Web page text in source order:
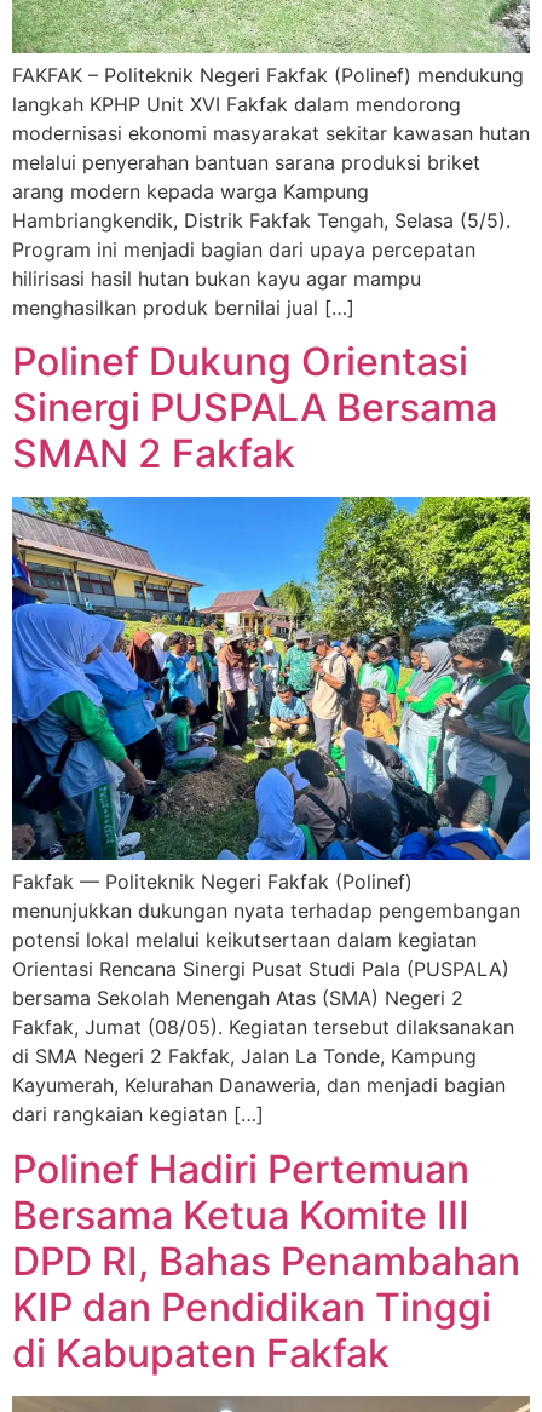
FAKFAK – Politeknik Negeri Fakfak (Polinef) mendukung
langkah KPHP Unit XVI Fakfak dalam mendorong
modernisasi ekonomi masyarakat sekitar kawasan hutan
melalui penyerahan bantuan sarana produksi briket
arang modern kepada warga Kampung
Hambriangkendik, Distrik Fakfak Tengah, Selasa (5/5).
Program ini menjadi bagian dari upaya percepatan
hilirisasi hasil hutan bukan kayu agar mampu
menghasilkan produk bernilai jual […]
Polinef Dukung Orientasi
Sinergi PUSPALA Bersama
SMAN 2 Fakfak
Fakfak — Politeknik Negeri Fakfak (Polinef)
menunjukkan dukungan nyata terhadap pengembangan
potensi lokal melalui keikutsertaan dalam kegiatan
Orientasi Rencana Sinergi Pusat Studi Pala (PUSPALA)
bersama Sekolah Menengah Atas (SMA) Negeri 2
Fakfak, Jumat (08/05). Kegiatan tersebut dilaksanakan
di SMA Negeri 2 Fakfak, Jalan La Tonde, Kampung
Kayumerah, Kelurahan Danaweria, dan menjadi bagian
dari rangkaian kegiatan […]
Polinef Hadiri Pertemuan
Bersama Ketua Komite III
DPD RI, Bahas Penambahan
KIP dan Pendidikan Tinggi
di Kabupaten Fakfak